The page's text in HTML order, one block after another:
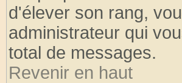
d'élever son rang,
administrateur qui
total de messages.
Revenir en haut